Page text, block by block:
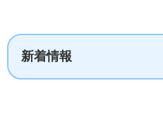
新着情報